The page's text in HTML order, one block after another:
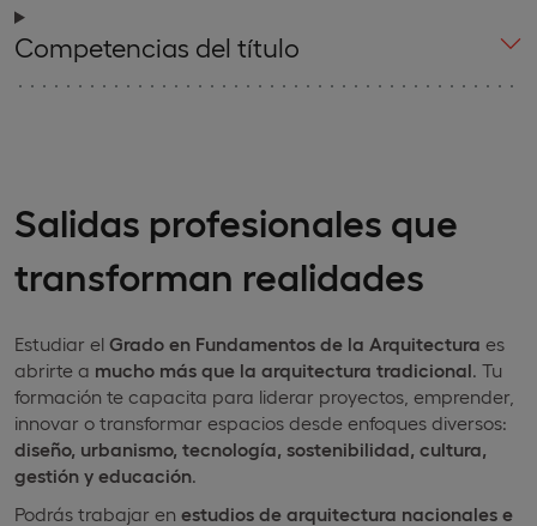
Competencias del título
Salidas profesionales que
transforman realidades
Estudiar el Grado en Fundamentos de la Arquitectura es
abrirte a mucho más que la arquitectura tradicional. Tu
formación te capacita para liderar proyectos, emprender,
innovar o transformar espacios desde enfoques diversos:
diseño, urbanismo, tecnología, sostenibilidad, cultura,
gestión y educación.
Podrás trabajar en estudios de arquitectura nacionales e